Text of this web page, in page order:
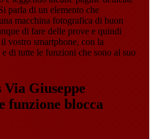
parla di un elemento che
macchina fotografica di buon
di fare delle prove e quindi
vostro smartphone, con la
di tutte le funzioni che sono al suo
Via Giuseppe
e funzione blocca